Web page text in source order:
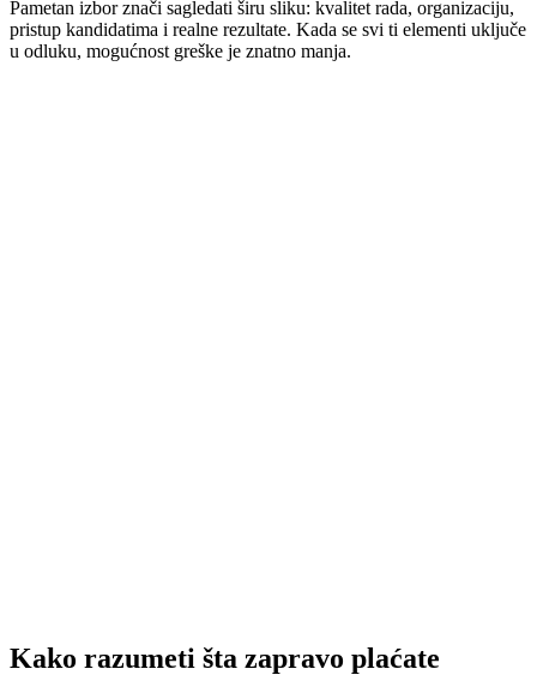
Pametan izbor znači sagledati širu sliku: kvalitet rada, organizaciju,
pristup kandidatima i realne rezultate. Kada se svi ti elementi uključe
u odluku, mogućnost greške je znatno manja.
Kako razumeti šta zapravo plaćate